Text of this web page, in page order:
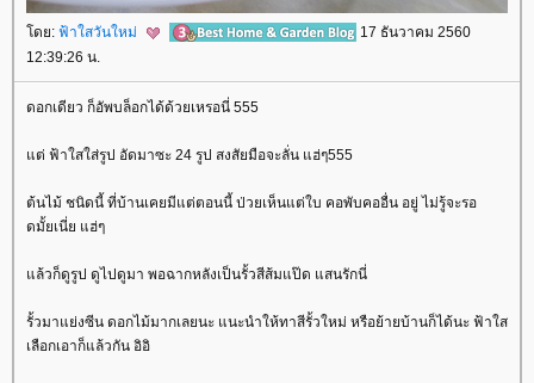
ดย: ฟ้าใสวันใหม่
17 ธันวาคม 2560
12:39:26 น.
ดอกเดียว ก็อัพบล็อกได้ด้วยเหรอนี่ 555
ต่ ฟ้าใสใส่รูป อัดมาซะ 24 รูป สงสัยมือจะลั่น แฮ่ๆ555
ต้นไม้ ชนิดนี้ ที่บ้านเคยมีแต่ตอนนี้ ป่วยเห็นแต่ใบ คอพับคออื่น อยู่ ไม่รู้จะรอ
ดมั้ยเนี่ย แฮ่ๆ
ล้วก็ดูรูป ดูไปดูมา พอฉากหลังเป็นรั้วสีส้มแป๊ด แสนรักนี่
รั้วมาแย่งซีน ดอกไม้มากเลยนะ แนะนำให้ทาสีรั้วใหม่ หรือย้ายบ้านก็ได้นะ ฟ้าใส
เลือกเอาก็แล้วกัน อิอิ